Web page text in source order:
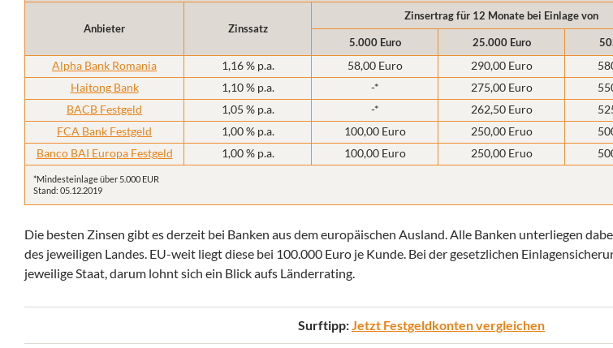
Anbieter Zinssatz
Zinsertrag für 12 Monate bei Einlage von
5.000 Euro
25.000 Euro
*Mindesteinlage über 5.000 EUR
Stand: 05.12.2019
Alpha Bank Romania 1,16 % p.a. 58,00 Euro 290,00 Euro
Haitong Bank
1,10 % p.a. -* 275,00 Euro
BACB Festgeld
1,05 % p.a. -* 262,50 Euro
FCA Bank Festgeld
1,00 % p.a. 100,00 Euro 250,00 Eruo
Banco BAI Europa Festgeld
1,00 % p.a. 100,00 Euro 250,00 Eruo
Die besten Zinsen gibt es derzeit bei Banken aus dem europäischen Ausland. Alle Banken unterliegen
des jeweiligen Landes. EU-weit liegt diese bei 100.000 Euro je Kunde. Bei der gesetzlichen
jeweilige Staat, darum lohnt sich ein Blick aufs Länderrating.
Surftipp:Jetzt Festgeldkonten vergleichen